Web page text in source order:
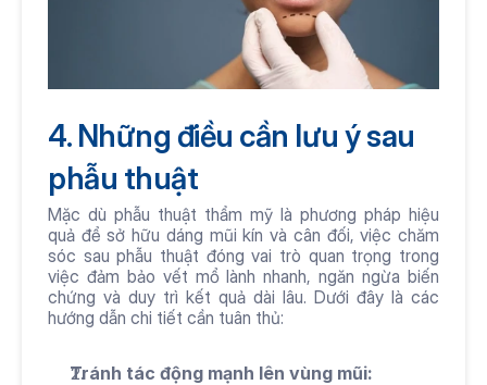
4. Những điều cần lưu ý sau
phẫu thuật
Mặc dù phẫu thuật thẩm mỹ là phương pháp hiệu
quả để sở hữu dáng mũi kín và cân đối, việc chăm
sóc sau phẫu thuật đóng vai trò quan trọng trong
việc đảm bảo vết mổ lành nhanh, ngăn ngừa biến
chứng và duy trì kết quả dài lâu. Dưới đây là các
hướng dẫn chi tiết cần tuân thủ:
Tránh tác động mạnh lên vùng mũi: